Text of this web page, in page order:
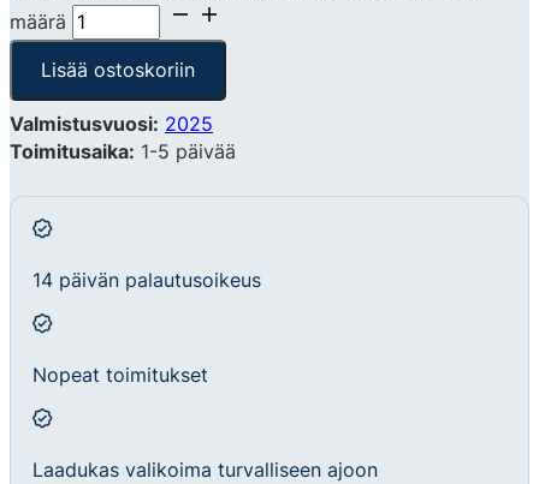
määrä
Lisää ostoskoriin
Valmistusvuosi: 2025
Toimitusaika: 1-5 päivää
14 päivän palautusoikeus
Nopeat toimitukset
Laadukas valikoima turvalliseen ajoon